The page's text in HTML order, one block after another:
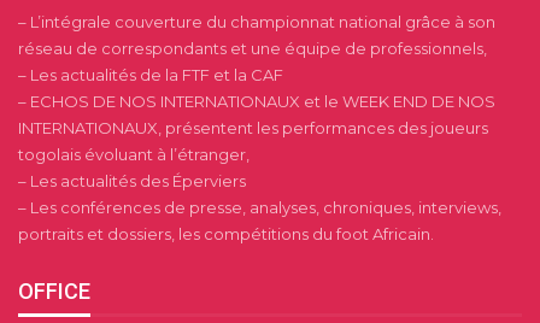
– L’intégrale couverture du championnat national grâce à son
réseau de correspondants et une équipe de professionnels,
– Les actualités de la FTF et la CAF
– ECHOS DE NOS INTERNATIONAUX et le WEEK END DE NOS
INTERNATIONAUX, présentent les performances des joueurs
togolais évoluant à l’étranger,
– Les actualités des Éperviers
– Les conférences de presse, analyses, chroniques, interviews,
portraits et dossiers, les compétitions du foot Africain.
OFFICE